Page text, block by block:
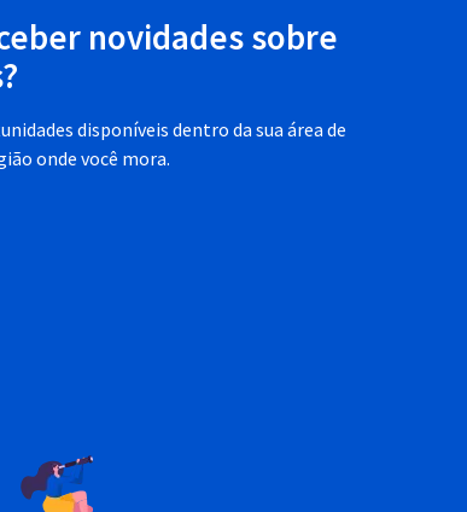
novidades sobre
disponíveis dentro da sua área de
onde você mora.